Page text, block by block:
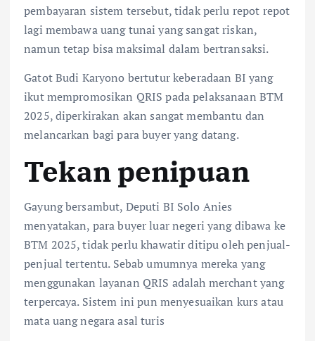
pembayaran sistem tersebut, tidak perlu repot repot
lagi membawa uang tunai yang sangat riskan,
namun tetap bisa maksimal dalam bertransaksi.
Gatot Budi Karyono bertutur keberadaan BI yang
ikut mempromosikan QRIS pada pelaksanaan BTM
2025, diperkirakan akan sangat membantu dan
melancarkan bagi para buyer yang datang.
Tekan penipuan
Gayung bersambut, Deputi BI Solo Anies
menyatakan, para buyer luar negeri yang dibawa ke
BTM 2025, tidak perlu khawatir ditipu oleh penjual-
penjual tertentu. Sebab umumnya mereka yang
menggunakan layanan QRIS adalah merchant yang
terpercaya. Sistem ini pun menyesuaikan kurs atau
mata uang negara asal turis